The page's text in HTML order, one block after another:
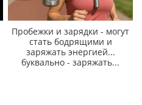
Пробежки и зарядки - могут
стать бодрящими и
заряжать энергией...
буквально - заряжать...